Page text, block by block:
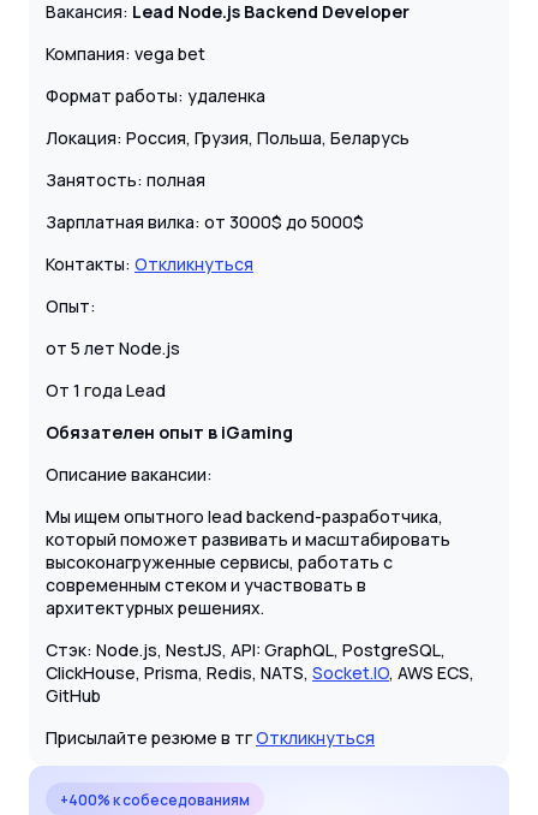
Вакансия: Lead Node.js Backend Developer
Компания: vega bet
Формат работы: удаленка
Локация: Россия, Грузия, Польша, Беларусь
Занятость: полная
Зарплатная вилка: от 3000$ до 5000$
Контакты: Откликнуться
Опыт:
от 5 лет Node.js
От 1 года Lead
Обязателен опыт в iGaming
Описание вакансии:
Мы ищем опытного lead backend-разработчика,
который поможет развивать и масштабировать
высоконагруженные сервисы, работать с
современным стеком и участвовать в
архитектурных решениях.
Стэк: Node.js, NestJS, API: GraphQL, PostgreSQL,
ClickHouse, Prisma, Redis, NATS, Socket.IO, AWS ECS,
GitHub
Присылайте резюме в тгОткликнуться
+400% к собеседованиям